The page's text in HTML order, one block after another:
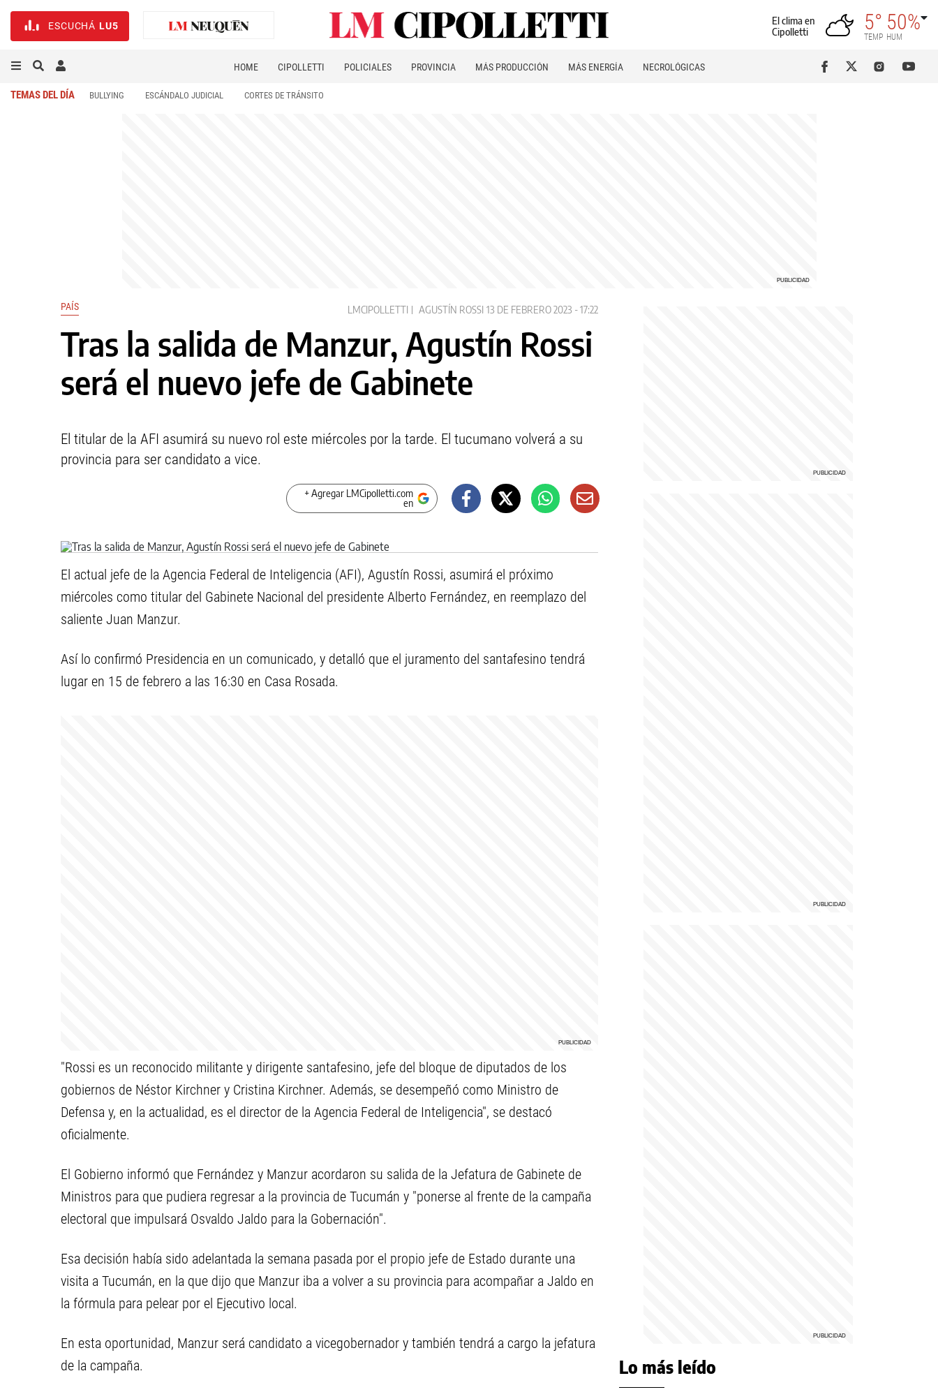
ESCUCHÁ LU5
El clima en
Cipolletti
5°
TEMP
50%
HUM
HOME CIPOLLETTI POLICIALES PROVINCIA MÁS PRODUCCIÓN MÁS ENERGÍA NECROLÓGICAS
TEMAS DEL DÍA BULLYING ESCÁNDALO JUDICIAL CORTES DE TRÁNSITO
PAÍS LMCIPOLLETTI AGUSTÍN ROSSI 13 DE FEBRERO 2023 - 17:22
Tras la salida de Manzur, Agustín Rossi
será el nuevo jefe de Gabinete
El titular de la AFI asumirá su nuevo rol este miércoles por la tarde. El tucumano volverá a su
provincia para ser candidato a vice.
+ Agregar LMCipolletti.com
en
El actual jefe de la Agencia Federal de Inteligencia (AFI), Agustín Rossi, asumirá el próximo
miércoles como titular del Gabinete Nacional del presidente Alberto Fernández, en reemplazo del
saliente Juan Manzur.
Así lo confirmó Presidencia en un comunicado, y detalló que el juramento del santafesino tendrá
lugar en 15 de febrero a las 16:30 en Casa Rosada.
"Rossi es un reconocido militante y dirigente santafesino, jefe del bloque de diputados de los
gobiernos de Néstor Kirchner y Cristina Kirchner. Además, se desempeñó como Ministro de
Defensa y, en la actualidad, es el director de la Agencia Federal de Inteligencia", se destacó
oficialmente.
El Gobierno informó que Fernández y Manzur acordaron su salida de la Jefatura de Gabinete de
Ministros para que pudiera regresar a la provincia de Tucumán y "ponerse al frente de la campaña
electoral que impulsará Osvaldo Jaldo para la Gobernación".
Esa decisión había sido adelantada la semana pasada por el propio jefe de Estado durante una
visita a Tucumán, en la que dijo que Manzur iba a volver a su provincia para acompañar a Jaldo en
la fórmula para pelear por el Ejecutivo local.
En esta oportunidad, Manzur será candidato a vicegobernador y también tendrá a cargo la jefatura
de la campaña.
Lo más leído